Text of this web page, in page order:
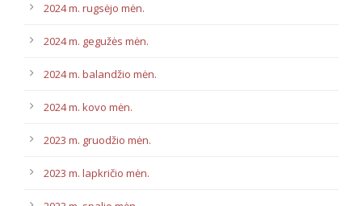
2024 m. rugsėjo mėn.
2024 m. gegužės mėn.
2024 m. balandžio mėn.
2024 m. kovo mėn.
2023 m. gruodžio mėn.
2023 m. lapkričio mėn.